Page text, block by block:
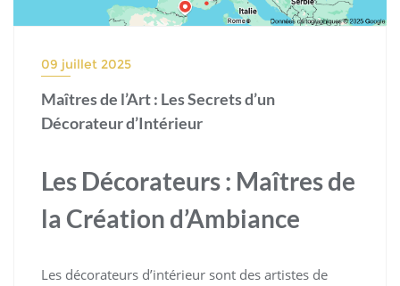
09 juillet 2025
Maîtres de l’Art : Les Secrets d’un
Décorateur d’Intérieur
Les Décorateurs : Maîtres de
la Création d’Ambiance
Les décorateurs d’intérieur sont des artistes de